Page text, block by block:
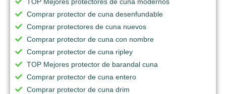
Comprar protector de cuna desenfundable
Comprar protectores de cuna nuevos
Comprar protector de cuna con nombre
Comprar protector de cuna ripley
TOP Mejores protector de barandal cuna
Comprar protector de cuna entero
Comprar protector de cuna drim